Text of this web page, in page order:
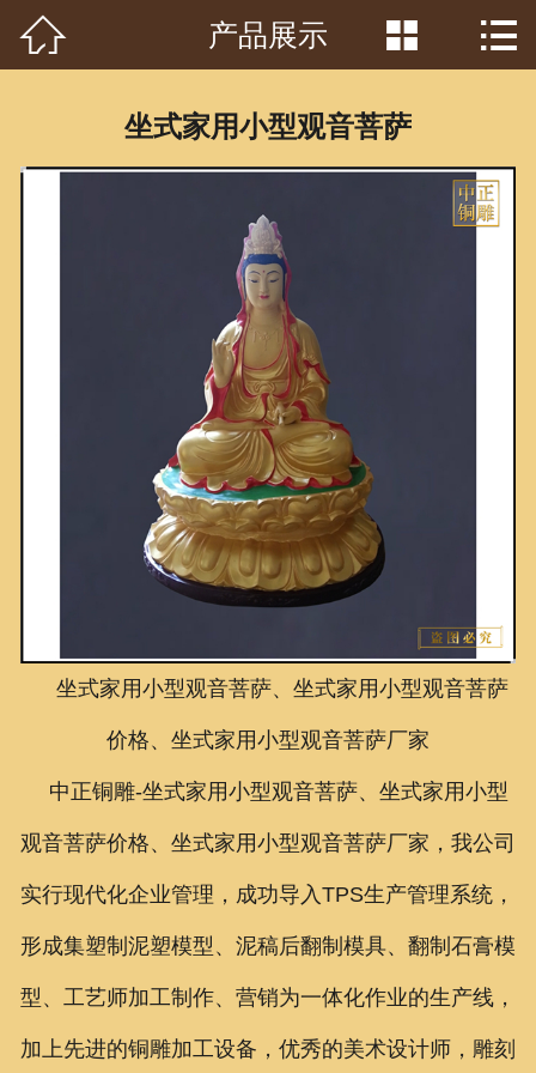
首页
荣誉资质
泥塑鉴赏
联系我们
 产品展示  
坐式家用小型观音菩萨
坐式家用小型观音菩萨、坐式家用小型观音菩萨
价格、坐式家用小型观音菩萨厂家
中正铜雕-坐式家用小型观音菩萨、坐式家用小型
观音菩萨价格、坐式家用小型观音菩萨厂家 ，我公司
实行现代化企业管理，成功导入TPS生产管理系统，
形成集塑制泥塑模型、泥稿后翻制模具、翻制石膏模
型、工艺师加工制作、营销为一体化作业的生产线，
加上先进的铜雕加工设备，优秀的美术设计师，雕刻